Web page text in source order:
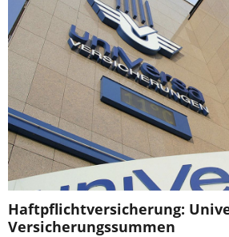
Haftpflichtversicherung:
Versicherungssummen